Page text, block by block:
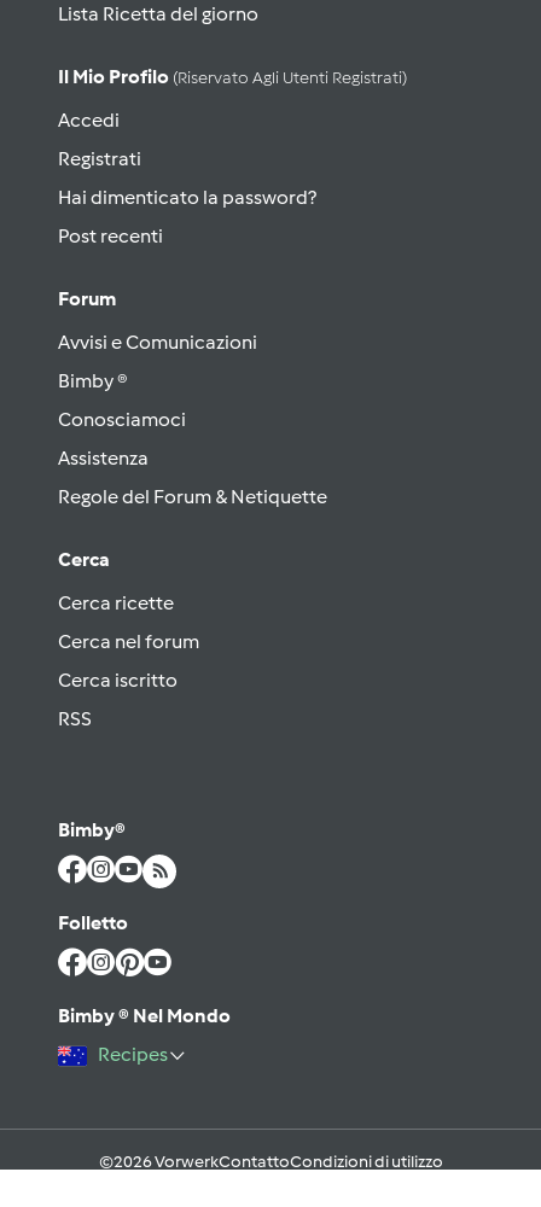
Lista Ricetta del giorno
Il Mio Profilo (riservato Agli Utenti Registrati)
Accedi
Registrati
Hai dimenticato la password?
Post recenti
Forum
Avvisi e Comunicazioni
Bimby ®
Conosciamoci
Assistenza
Regole del Forum & Netiquette
Cerca
Cerca ricette
Cerca nel forum
Cerca iscritto
RSS
Bimby®
Folletto
Bimby ® Nel Mondo
Recipes
©2026 VorwerkContattoCondizioni di utilizzo